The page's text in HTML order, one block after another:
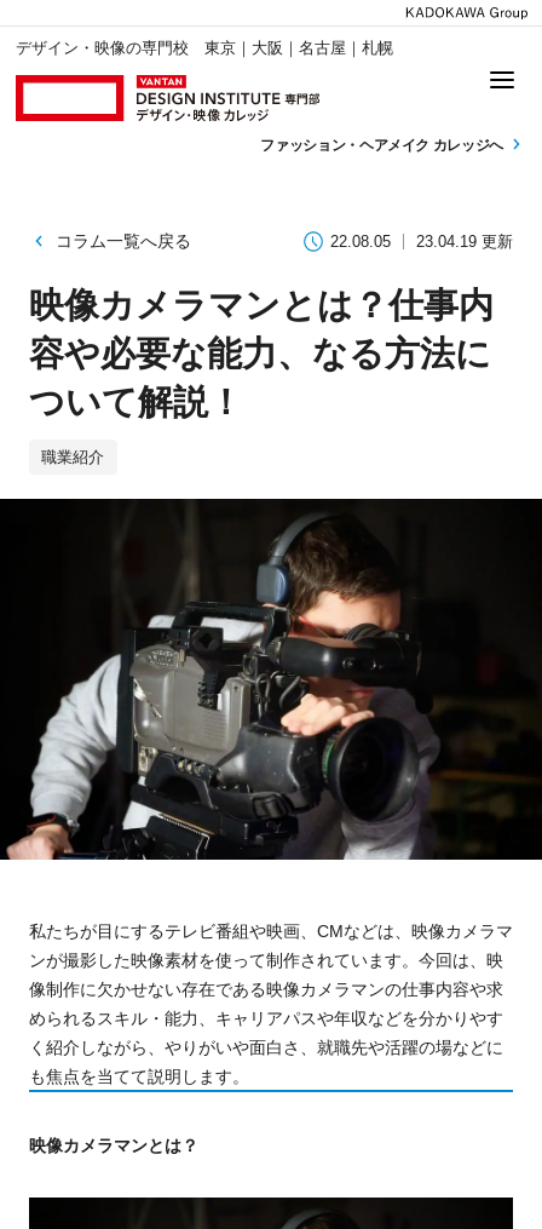
デザイン・映像の専門校 東京｜大阪｜名古屋｜札幌
ファッション・ ヘアメイク カレッジへ
コラム一覧へ戻る 22.08.05 23.04.19 更新
映像カメラマンとは？仕事内
容や必要な能力、なる方法に
ついて解説！
職業紹介
私たちが目にするテレビ番組や映画、CMなどは、映像カメラマ
ンが撮影した映像素材を使って制作されています。今回は、映
像制作に欠かせない存在である映像カメラマンの仕事内容や求
められるスキル・能力、キャリアパスや年収などを分かりやす
く紹介 しながら、 やりがいや面白さ、就職先や活躍の場などに
も焦点を当てて説明します。
映像カメラマンとは？